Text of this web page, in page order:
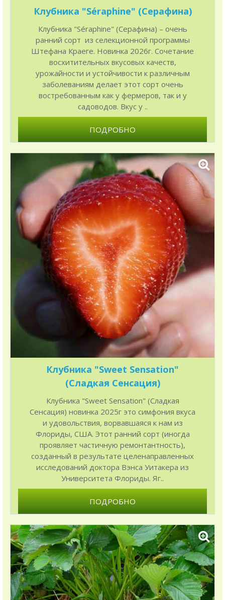
Клубника "Séraphine" (Серафина)
Клубника "Séraphine" (Серафина) – очень
ранний сорт из селекционной программы
Штефана Краеге. Новинка 2026г. Сочетание
восхитительных вкусовых качеств,
урожайности и устойчивости к различным
заболеваниям делает этот сорт очень
востребованным как у фермеров, так и у
садоводов. Вкус у ..
ПОДРОБНО
Клубника "Sweet Sensation"
(Сладкая Сенсация)
Клубника "Sweet Sensation" (Сладкая
Сенсация) новинка 2025г это симфония вкуса
и удовольствия, ворвавшаяся к нам из
Флориды, США. Этот ранний сорт (иногда
проявляет частичную ремонтантность),
созданный в результате целенаправленных
исследований доктора Вэнса Уитакера из
Университета Флориды. Яг..
ПОДРОБНО